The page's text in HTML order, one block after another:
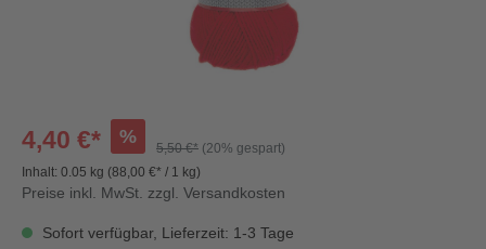
4,40 €* %
5,50 €* (20% gespart)
Inhalt: 0.05 kg (88,00 €* / 1 kg)
Preise inkl. MwSt. zzgl. Versandkosten
Sofort verfügbar, Lieferzeit: 1-3 Tage